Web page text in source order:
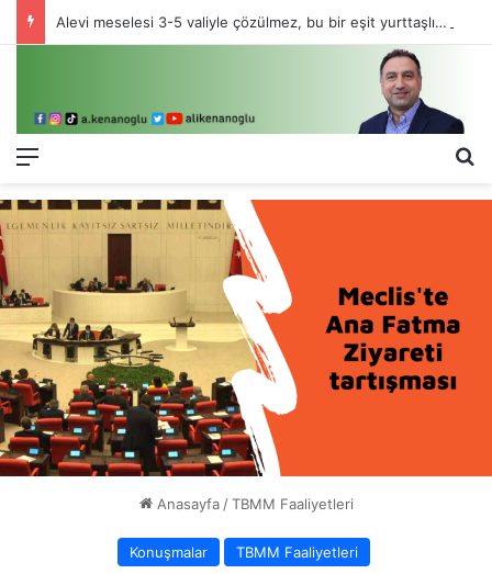
Alevi meselesi 3-5 valiyle çözülmez, bu bir eşit yurttaşlık sorunudur!
Menü
Anasayfa / TBMM Faaliyetleri
Konuşmalar TBMM Faaliyetleri